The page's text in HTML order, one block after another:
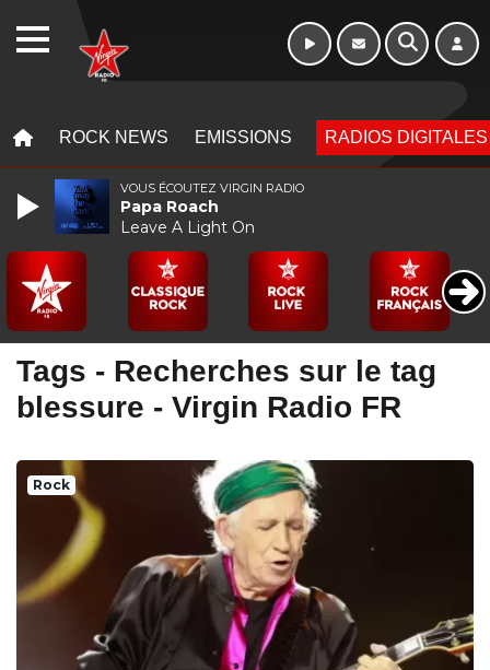
ROCK NEWS EMISSIONS RADIOS DIGITALES
Tags - Recherches sur le tag
blessure - Virgin Radio FR
Rock
VOUS ÉCOUTEZ VIRGIN RADIO
Papa Roach
Leave A Light On
WEBRADIO Week-end de 16h
à 20h